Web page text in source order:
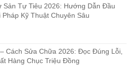
Tự Tiêu 2026: Hướng Dẫn Đầu
Kỹ Thuật Chuyên Sâu
Cách Sửa Chữa 2026: Đọc Đúng Lỗi,
Hàng Chục Triệu Đồng